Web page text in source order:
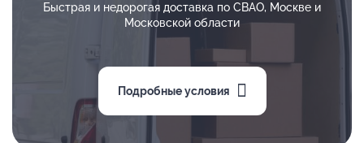
Быстрая и недорогая доставка по СВАО, Москве и
Московской области
Подробные условия